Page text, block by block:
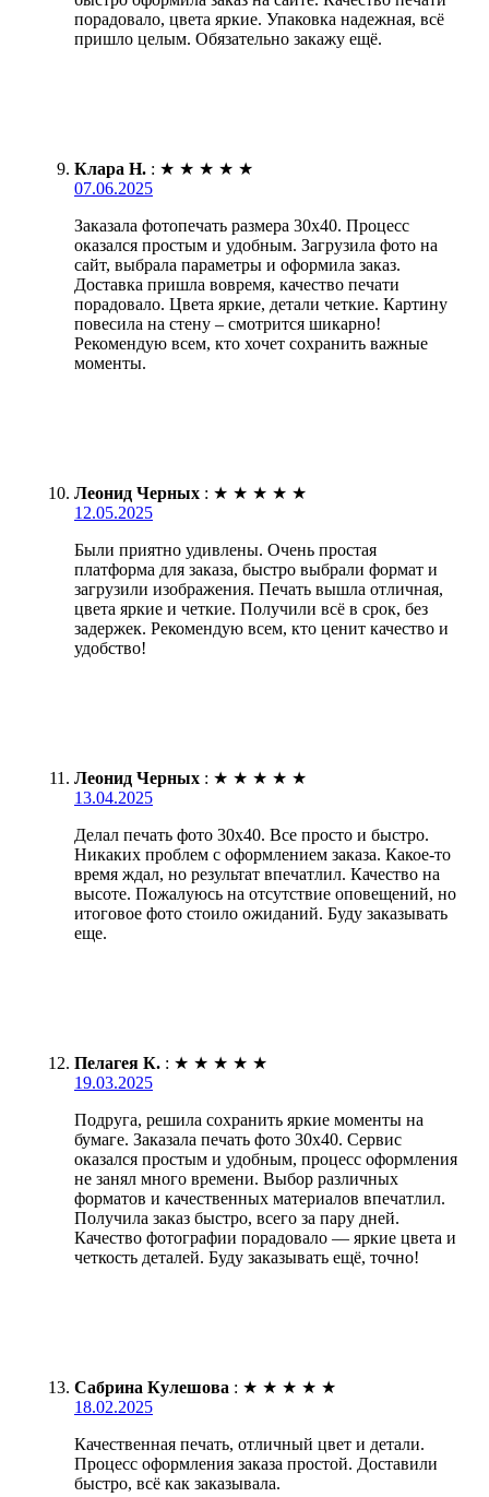
порадовало, цвета яркие. Упаковка надежная, всё
пришло целым. Обязательно закажу ещё.
Клара Н. : ★ ★ ★ ★ ★
07.06.2025
Заказала фотопечать размера 30х40. Процесс
оказался простым и удобным. Загрузила фото на
сайт, выбрала параметры и оформила заказ.
Доставка пришла вовремя, качество печати
порадовало. Цвета яркие, детали четкие. Картину
повесила на стену – смотрится шикарно!
Рекомендую всем, кто хочет сохранить важные
моменты.
Леонид Черных : ★ ★ ★ ★ ★
12.05.2025
Были приятно удивлены. Очень простая
платформа для заказа, быстро выбрали формат и
загрузили изображения. Печать вышла отличная,
цвета яркие и четкие. Получили всё в срок, без
задержек. Рекомендую всем, кто ценит качество и
удобство!
Леонид Черных : ★ ★ ★ ★ ★
13.04.2025
Делал печать фото 30х40. Все просто и быстро.
Никаких проблем с оформлением заказа. Какое-то
время ждал, но результат впечатлил. Качество на
высоте. Пожалуюсь на отсутствие оповещений, но
итоговое фото стоило ожиданий. Буду заказывать
еще.
Пелагея К. : ★ ★ ★ ★ ★
19.03.2025
Подруга, решила сохранить яркие моменты на
бумаге. Заказала печать фото 30х40. Сервис
оказался простым и удобным, процесс оформления
не занял много времени. Выбор различных
форматов и качественных материалов впечатлил.
Получила заказ быстро, всего за пару дней.
Качество фотографии порадовало — яркие цвета и
четкость деталей. Буду заказывать ещё, точно!
Сабрина Кулешова : ★ ★ ★ ★ ★
18.02.2025
Качественная печать, отличный цвет и детали.
Процесс оформления заказа простой. Доставили
быстро, всё как заказывала.